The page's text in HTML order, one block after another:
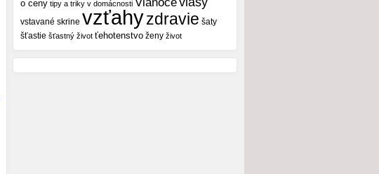
o ceny tipy a triky v domácnosti
vstavané skrine vzťahyzdravie šaty
šťastie šťastný život ťehotenstvo ženy život